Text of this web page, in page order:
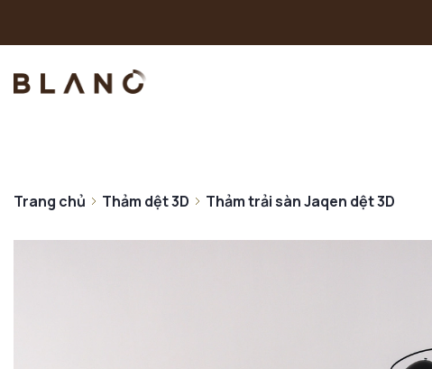
Trang chủ Thảm dệt 3D Thảm trải sàn Jaqen dệt 3D